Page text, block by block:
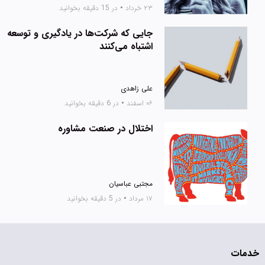
۲۳ خرداد • در 15 دقیقه بخوانید
جایی که شرکت‌ها در یادگیری و توسعه
اشتباه می‌کنند
علی زاهدی
۰۶ اسفند
• در 6 دقیقه بخوانید
اختلال در صنعت مشاوره
مجتبی عباسیان
۱۷ مرداد
• در 5 دقیقه بخوانید
خدمات